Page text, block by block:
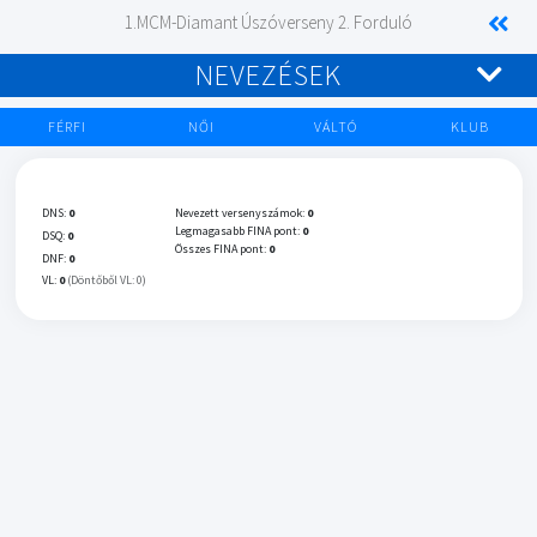
1.MCM-Diamant Úszóverseny 2. Forduló
NEVEZÉSEK
FÉRFI NŐI VÁLTÓ KLUB
DNS: 0
DSQ: 0
DNF: 0
VL: 0 (Döntőből VL: 0)
Nevezett versenyszámok: 0
Legmagasabb FINA pont: 0
Összes FINA pont: 0